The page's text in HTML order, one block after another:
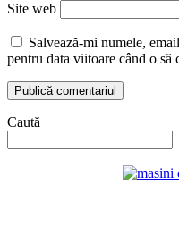
Site web
Salvează-mi numele,
pentru data viitoare când o să
Caută